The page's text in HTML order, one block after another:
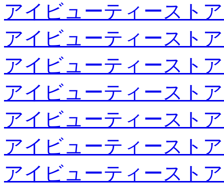
アイビューティースト
アイビューティースト
アイビューティースト
アイビューティースト
アイビューティースト
アイビューティースト
アイビューティースト